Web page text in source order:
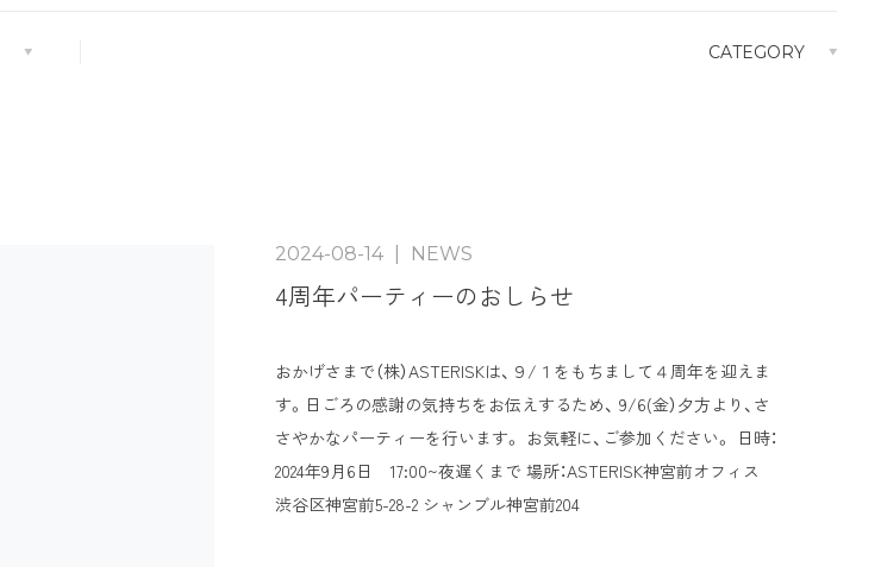
CATEGORY
2024-08-14 NEWS
4周年パーティーのおしらせ
おかげさまで（株）ASTERISKは、９/１をもちまして４周年を迎えま
す。日ごろの感謝の気持ちをお伝えするため、 9/6(金）夕方より、さ
さやかなパーティーを行います。 お気軽に、ご参加ください。 日時：
2024年9月6日 17:00~夜遅くまで 場所：ASTERISK神宮前オフィス
渋谷区神宮前5-28-2 シャンブル神宮前204